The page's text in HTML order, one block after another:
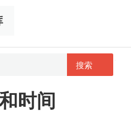
搜索
时间